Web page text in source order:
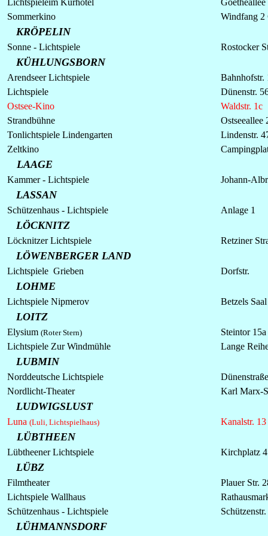
Lichtspieleim Kurhotel
Goetheallee
Sommerkino
Windfang 2
KRÖPELIN
Sonne - Lichtspiele Rostocker
KÜHLUNGSBORN
Arendseer Lichtspiele
Bahnhofstr.
Lichtspiele
Dünenstr.
Ostsee-Kino
Waldstr. 1c
Strandbühne
Ostseeallee
Tonlichtspiele Lindengarten
Lindenstr.
Zeltkino
LAAGE
Kammer - Lichtspiele Johann-
LASSAN
Schützenhaus - Lichtspiele Anlage 1
LÖCKNITZ
LöcknitzerLichtspiele Retziner
LÖWENBERGER LAND
Lichtspiele Grieben Dorfstr.
LOHME
Lichtspiele Nipmerov Betzels Saal
LOITZ
Elysium (Roter Stern)
Steintor 15a
Lichtspiele Zur Windmühle Lange
LUBMIN
Norddeutsche Lichtspiele
Dünenstraße
Nordlicht-Theater
Karl Marx-
LUDWIGSLUST
Luna (Luli, Lichtspielhaus) Kanalstr. 13
LÜBTHEEN
LübtheenerLichtspiele Kirchplatz 4
LÜBZ
Filmtheater
Plauer Str.
Lichtspiele Wallhaus
Schützenhaus - Lichtspiele
LÜHMANNSDORF